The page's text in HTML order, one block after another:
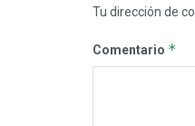
Tu dirección de
Comentario *